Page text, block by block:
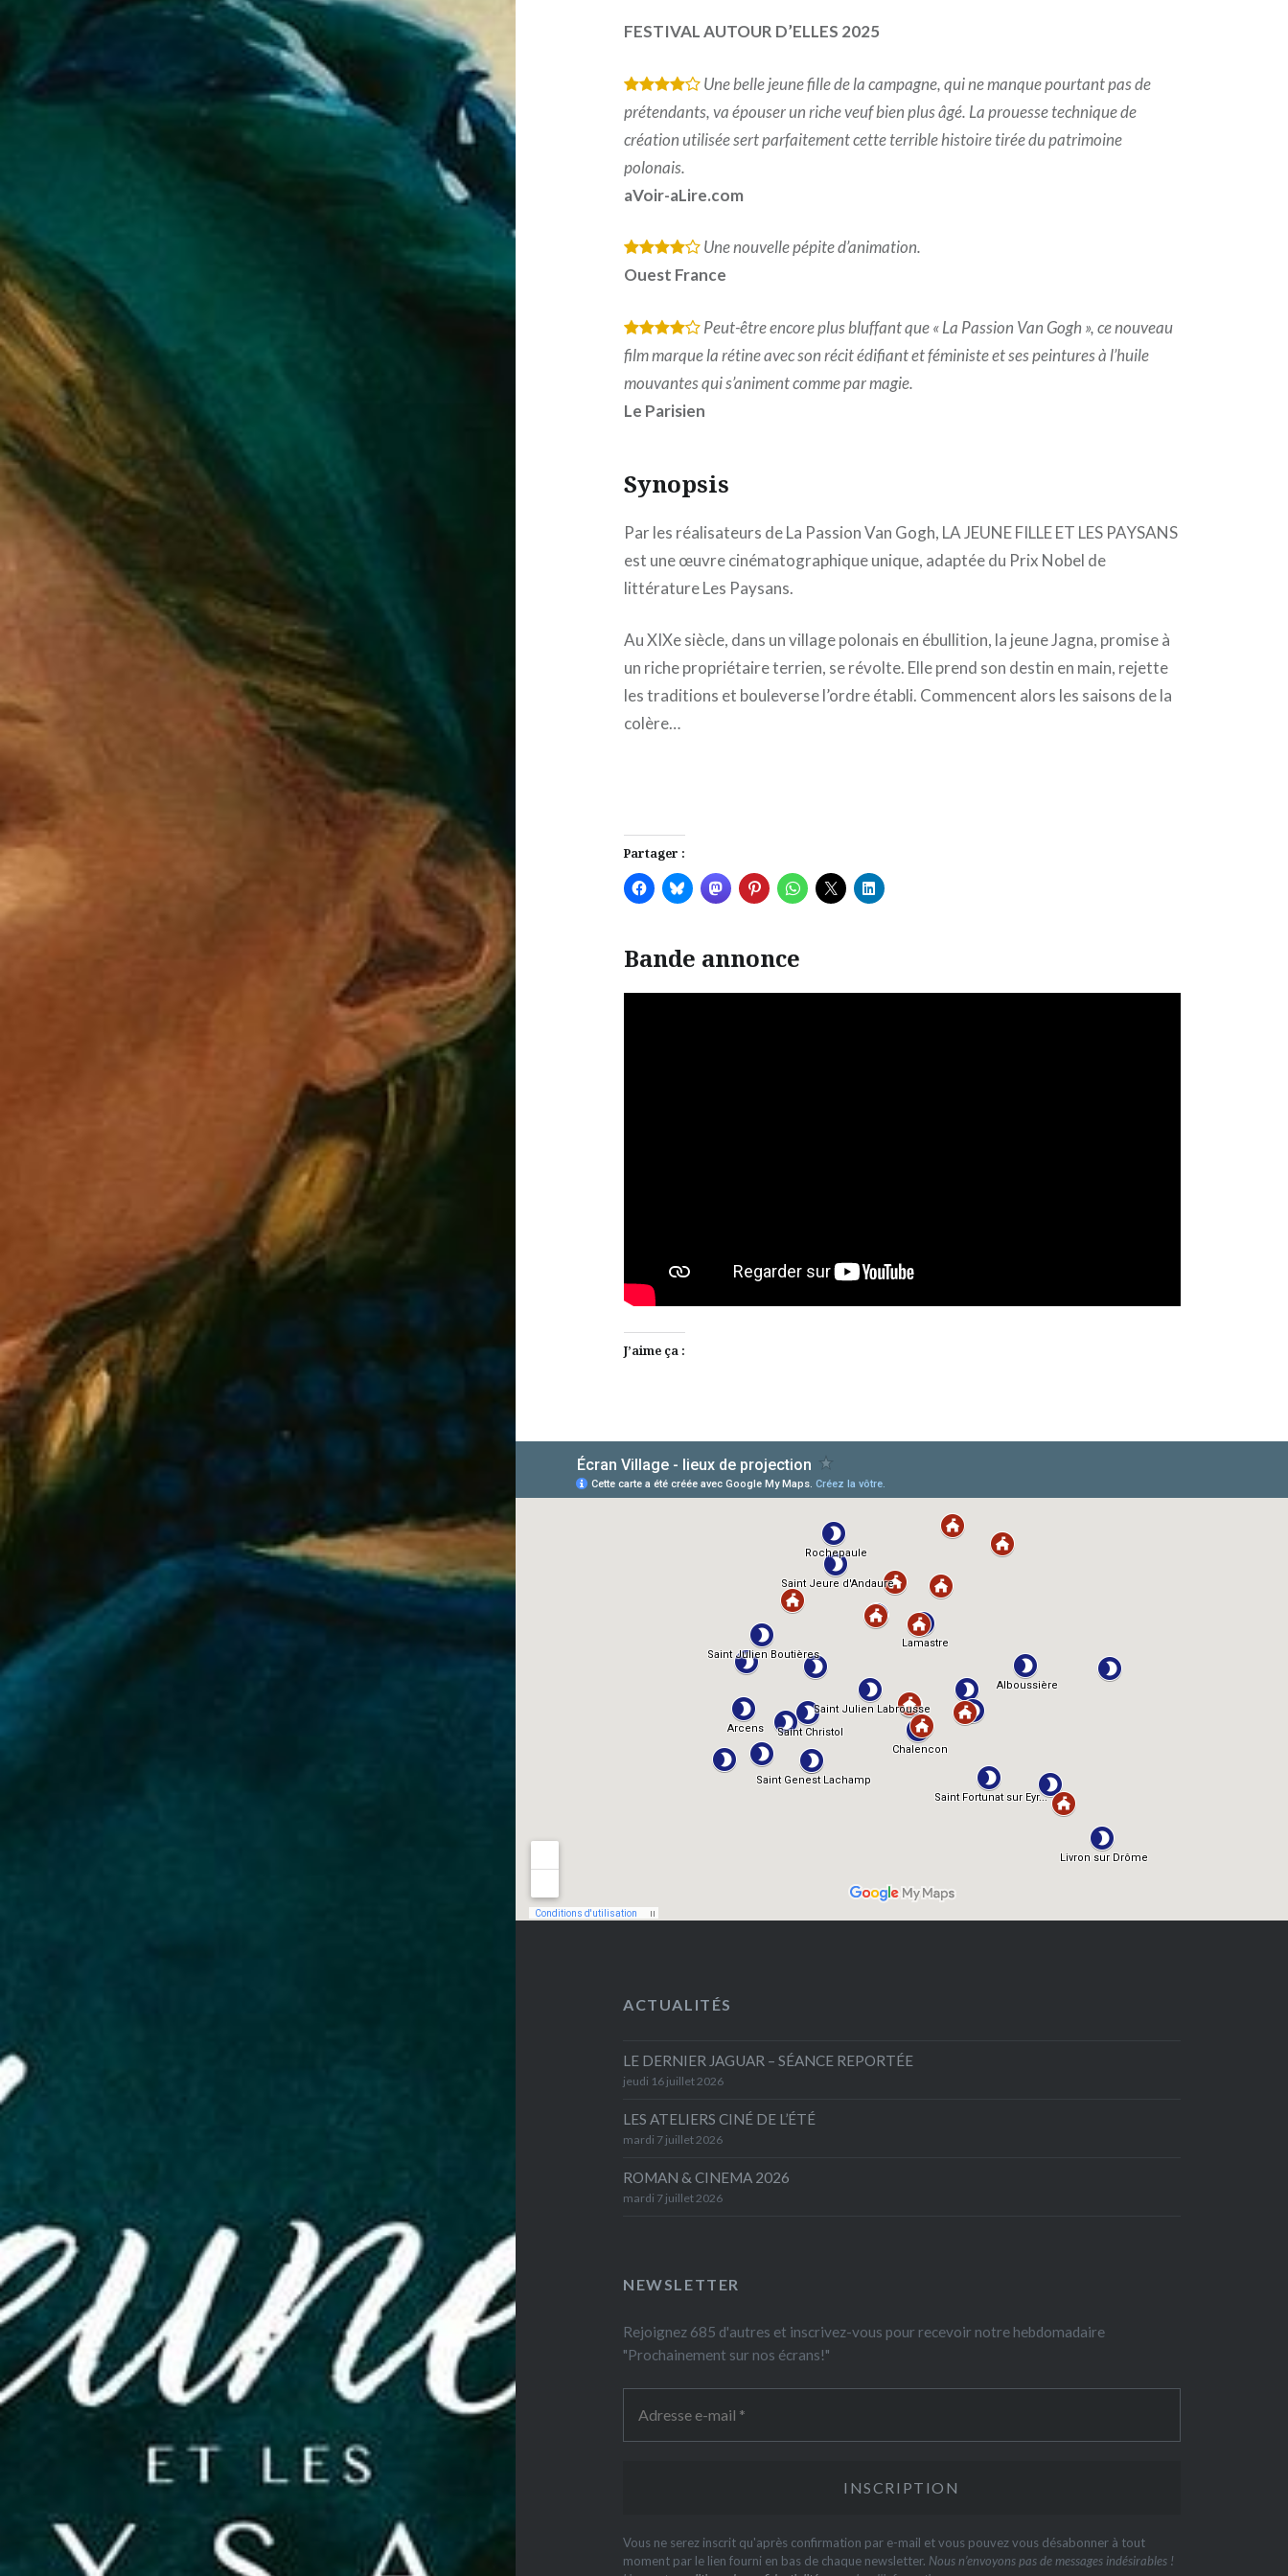
FESTIVAL AUTOUR D’ELLES 2025
* * * *
Une belle jeune fille de la campagne, qui ne manque pourtant pas de
prétendants, va épouser un riche veuf bien plus âgé. La prouesse technique de
création utilisée sert parfaitement cette terrible histoire tirée du patrimoine
polonais.
aVoir-aLire.com
* * * *
Une nouvelle pépite d’animation.
Ouest France
* * * *
Peut-être encore plus bluffant que « La Passion Van Gogh », ce nouveau
film marque la rétine avec son récit édifiant et féministe et ses peintures à l’huile
mouvantes qui s’animent comme par magie.
Le Parisien
Synopsis
Par les réalisateurs de La Passion Van Gogh, LA JEUNE FILLE ET LES PAYSANS
est une œuvre cinématographique unique, adaptée du Prix Nobel de
littérature Les Paysans.
Au XIXe siècle, dans un village polonais en ébullition, la jeune Jagna, promise à
un riche propriétaire terrien, se révolte. Elle prend son destin en main, rejette
les traditions et bouleverse l’ordre établi. Commencent alors les saisons de la
colère…
Partager :
Bande annonce
J’aime ça :
AlloCiné
ACTUALITÉS
LE DERNIER JAGUAR – SÉANCE REPORTÉE
jeudi 16 juillet 2026
LES ATELIERS CINÉ DE L’ÉTÉ
mardi 7 juillet 2026
ROMAN & CINEMA 2026
mardi 7 juillet 2026
NEWSLETTER
Rejoignez 685 d'autres et inscrivez-vous pour recevoir notre hebdomadaire
"Prochainement sur nos écrans!"
Vous ne serez inscrit qu'après confirmation par e-mail et vous pouvez vous désabonner à tout
moment par le lien fourni en bas de chaque newsletter. Nous n’envoyons pas de messages indésirables !